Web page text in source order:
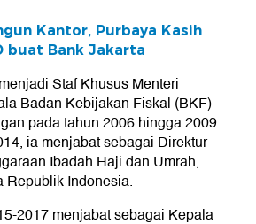
Kantor, Purbaya Kasih
buat Bank Jakarta
Staf Khusus Menteri
Badan Kebijakan Fiskal (BKF)
pada tahun 2006 hingga 2009.
ia menjabat sebagai Direktur
Ibadah Haji dan Umrah,
Republik Indonesia.
2017 menjabat sebagai Kepala